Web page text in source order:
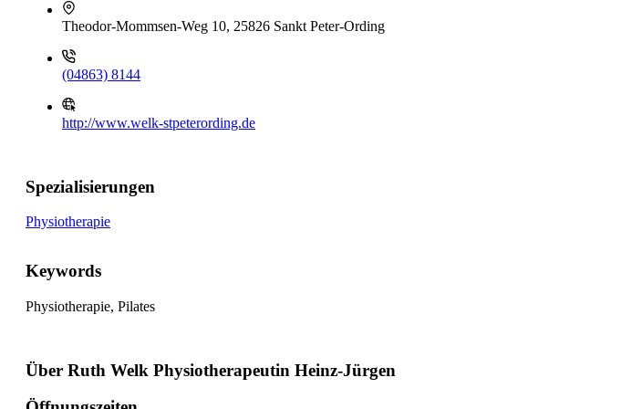
Theodor-Mommsen-Weg 10, 25826 Sankt Peter-Ording
(04863) 8144
http://www.welk-stpeterording.de
Spezialisierungen
Physiotherapie
Keywords
Physiotherapie, Pilates
Über Ruth Welk Physiotherapeutin Heinz-Jürgen